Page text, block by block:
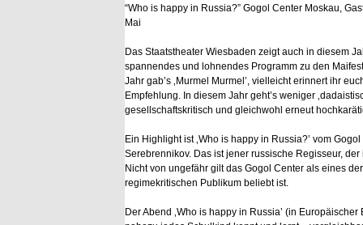
“Who is happy in Russia?” Gogol Center Moskau,
Mai
Das Staatstheater Wiesbaden zeigt auch in diesem
spannendes und lohnendes Programm zu den
Jahr gab’s ‚Murmel Murmel’, vielleicht erinnert ihr
Empfehlung. In diesem Jahr geht’s weniger
gesellschaftskritisch und gleichwohl erneut
Ein Highlight ist ‚Who is happy in Russia?’ vom
Serebrennikov. Das ist jener russische Regisseur,
Nicht von ungefähr gilt das Gogol Center als eines
regimekritischen Publikum beliebt ist.
Der Abend ‚Who is happy in Russia’ (in